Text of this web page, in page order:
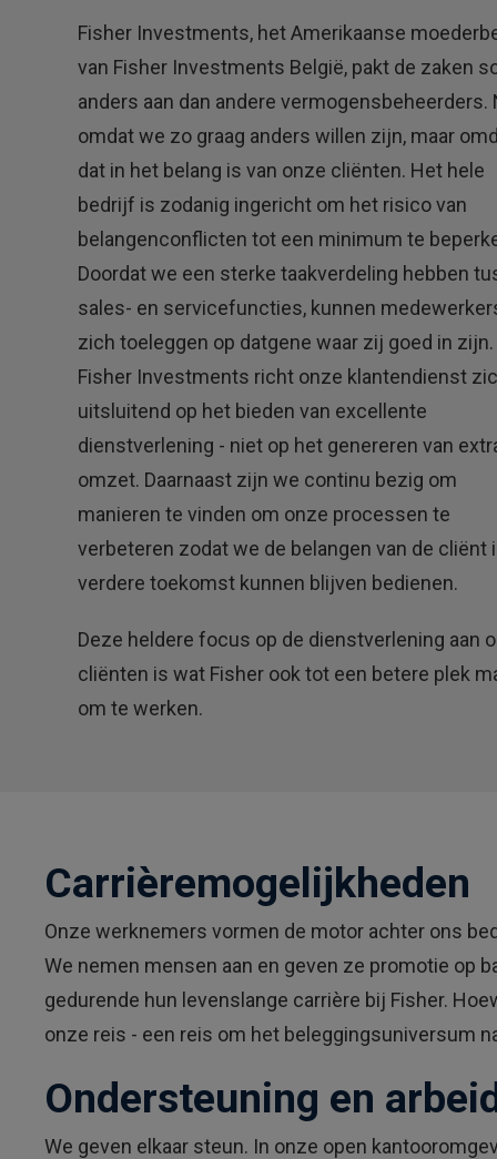
Fisher Investments, het Amerikaanse
van Fisher Investments België, pakt de zaken
anders aan dan andere vermogensbeheerders.
omdat we zo graag anders willen zijn, maar
dat in het belang is van onze cliënten. Het hele
bedrijf is zodanig ingericht om het risico van
belangenconflicten tot een minimum te
Doordat we een sterke taakverdeling hebben
sales- en servicefuncties, kunnen
zich toeleggen op datgene waar zij goed in zijn.
Fisher Investments richt onze klantendienst
uitsluitend op het bieden van excellente
dienstverlening - niet op het genereren van
omzet. Daarnaast zijn we continu bezig om
manieren te vinden om onze processen te
verbeteren zodat we de belangen van de cliënt
verdere toekomst kunnen blijven bedienen.
Deze heldere focus op de dienstverlening aan
cliënten is wat Fisher ook tot een betere plek
om te werken.
Carrièremogelijkheden
Onze werknemers vormen de motor achter ons
We nemen mensen aan en geven ze promotie op
gedurende hun levenslange carrière bij Fisher.
onze reis - een reis om het beleggingsuniversum
Ondersteuning en
We geven elkaar steun. In onze open